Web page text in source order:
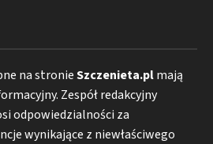
na stronieSzczenieta.plmają
Zespół redakcyjny
odpowiedzialności za
wynikające z niewłaściwego